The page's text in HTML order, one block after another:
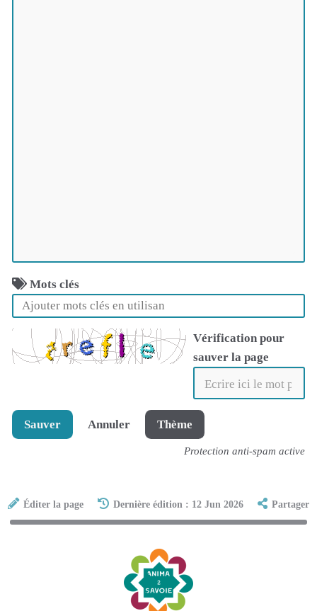
Mots clés
Vérification pour
sauver la page
Sauver Annuler Thème
Protection anti-spam active
Éditer la page Dernière édition : 12 Jun 2026 Partager